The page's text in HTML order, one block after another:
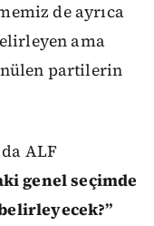
de ayrıca
ama
partilerin
ALF
genel seçimde